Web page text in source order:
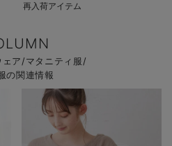
再入荷アイテム
ェア/マタニティ服/
の関連情報